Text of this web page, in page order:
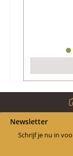
Newsletter
Schrijf je nu in